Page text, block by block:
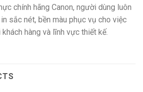
chính hãng Canon, người dùng luôn
sắc nét, bền màu phục vụ cho việc
hàng và lĩnh vực thiết kế.